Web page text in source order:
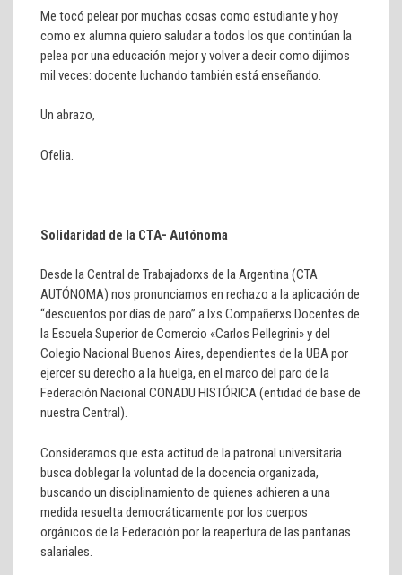
Me tocó pelear por muchas cosas como estudiante y hoy
como ex alumna quiero saludar a todos los que continúan la
pelea por una educación mejor y volver a decir como dijimos
mil veces: docente luchando también está enseñando.
Un abrazo,
Ofelia.
Solidaridad de la CTA- Autónoma
Desde la Central de Trabajadorxs de la Argentina (CTA
AUTÓNOMA) nos pronunciamos en rechazo a la aplicación de
“descuentos por días de paro” a lxs Compañerxs Docentes de
la Escuela Superior de Comercio «Carlos Pellegrini» y del
Colegio Nacional Buenos Aires, dependientes de la UBA por
ejercer su derecho a la huelga, en el marco del paro de la
Federación Nacional CONADU HISTÓRICA (entidad de base de
nuestra Central).
Consideramos que esta actitud de la patronal universitaria
busca doblegar la voluntad de la docencia organizada,
buscando un disciplinamiento de quienes adhieren a una
medida resuelta democráticamente por los cuerpos
orgánicos de la Federación por la reapertura de las paritarias
salariales.